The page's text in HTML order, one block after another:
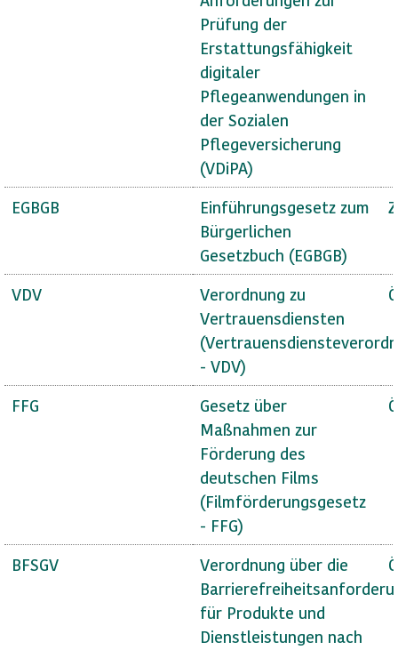
Prüfung der
Erstattungsfähigkeit
digitaler
Pflegeanwendungen in
der Sozialen
Pflegeversicherung
(VDiPA)
EGBGB
Einführungsgesetz zum
Bürgerlichen
Gesetzbuch (EGBGB)
VDV
Verordnung zu
Vertrauensdiensten
- VDV)
FFG
Gesetz über
Maßnahmen zur
Förderung des
deutschen Films
(Filmförderungsgesetz
- FFG)
BFSGV
Verordnung über die
für Produkte und
Dienstleistungen nach